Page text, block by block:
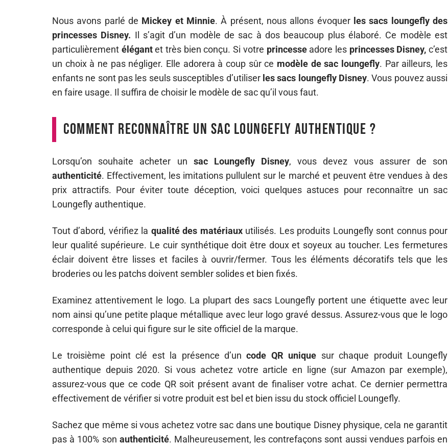
Nous avons parlé de Mickey et Minnie. À présent, nous allons évoquer les sacs loungefly des
princesses Disney. Il s’agit d’un modèle de sac à dos beaucoup plus élaboré. Ce modèle est
particulièrement élégantet très bien conçu. Si votre princesseadore les princesses Disney, c’est
un choix à ne pas négliger. Elle adorera à coup sûr ce modèle de sac loungefly. Par ailleurs, les
enfants ne sont pas les seuls susceptibles d’utiliser les sacs loungefly Disney. Vous pouvez aussi
en faire usage. Il suffira de choisir le modèle de sac qu’il vous faut.
Comment reconnaître un sac Loungefly authentique ?
Lorsqu’on souhaite acheter un sac Loungefly Disney, vous devez vous assurer de son
authenticité. Effectivement, les imitations pullulent sur le marché et peuvent être vendues à des
prix attractifs. Pour éviter toute déception, voici quelques astuces pour reconnaître un sac
Loungefly authentique.
Tout d’abord, vérifiez la qualité des matériauxutilisés. Les produits Loungefly sont connus pour
leur qualité supérieure. Le cuir synthétique doit être doux et soyeux au toucher. Les fermetures
éclair doivent être lisses et faciles à ouvrir/fermer. Tous les éléments décoratifs tels que les
broderies ou les patchs doivent sembler solides et bien fixés.
Examinez attentivement le logo. La plupart des sacs Loungefly portent une étiquette avec leur
nom ainsi qu’une petite plaque métallique avec leur logo gravé dessus. Assurez-vous que le logo
corresponde à celui qui figure sur le site officiel de la marque.
Le troisième point clé est la présence d’uncode QR unique sur chaque produit Loungefly
authentique depuis 2020. Si vous achetez votre article en ligne (sur Amazon par exemple),
assurez-vous que ce code QR soit présent avant de finaliser votre achat. Ce dernier permettra
effectivement de vérifier si votre produit est bel et bien issu du stock officiel Loungefly.
Sachez que même si vous achetez votre sac dans une boutique Disney physique, cela ne garantit
pas à 100% son authenticité. Malheureusement, les contrefaçons sont aussi vendues parfois en